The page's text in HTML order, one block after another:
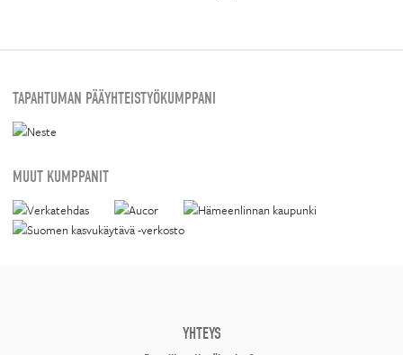
TAPAHTUMAN PÄÄYHTEISTYÖKUMPPANI
MUUT KUMPPANIT
YHTEYS